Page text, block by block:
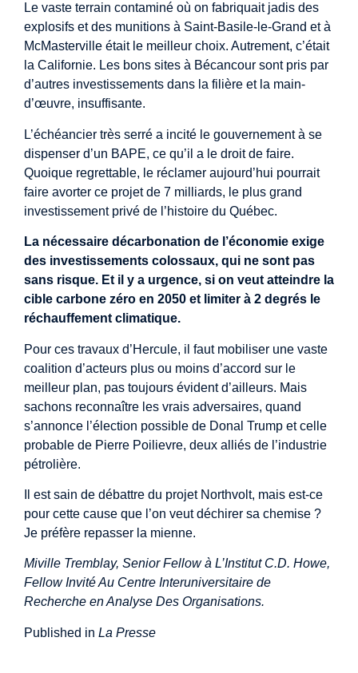
Le vaste terrain contaminé où on fabriquait jadis des
explosifs et des munitions à Saint-Basile-le-Grand et à
McMasterville était le meilleur choix. Autrement, c’était
la Californie. Les bons sites à Bécancour sont pris par
d’autres investissements dans la filière et la main-
d’œuvre, insuffisante.
L’échéancier très serré a incité le gouvernement à se
dispenser d’un BAPE, ce qu’il a le droit de faire.
Quoique regrettable, le réclamer aujourd’hui pourrait
faire avorter ce projet de 7 milliards, le plus grand
investissement privé de l’histoire du Québec.
La nécessaire décarbonation de l’économie exige
des investissements colossaux, qui ne sont pas
sans risque. Et il y a urgence, si on veut atteindre la
cible carbone zéro en 2050 et limiter à 2 degrés le
réchauffement climatique.
Pour ces travaux d’Hercule, il faut mobiliser une vaste
coalition d’acteurs plus ou moins d’accord sur le
meilleur plan, pas toujours évident d’ailleurs. Mais
sachons reconnaître les vrais adversaires, quand
s’annonce l’élection possible de Donal Trump et celle
probable de Pierre Poilievre, deux alliés de l’industrie
pétrolière.
Il est sain de débattre du projet Northvolt, mais est-ce
pour cette cause que l’on veut déchirer sa chemise ?
Je préfère repasser la mienne.
Miville Tremblay, Senior Fellow à L’Institut C.D. Howe,
Fellow Invité Au Centre Interuniversitaire de
Recherche en Analyse Des Organisations.
Published in La Presse